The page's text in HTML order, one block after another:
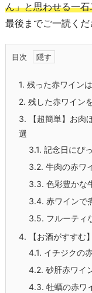
ん」と思わせる一
最後までご一読くだ
目次
1. 残った赤ワイン
2. 残した赤ワイン
3. 【超簡単】お肉
選
3.1. 記念日にぴ
3.2. 牛肉の赤ワ
3.3. 色彩豊かな
3.4. 赤ワインで
3.5. フルーティ
4. 【お酒がすすむ
4.1. イチジクの
4.2. 砂肝赤ワイ
4.3. 牡蠣の赤ワ